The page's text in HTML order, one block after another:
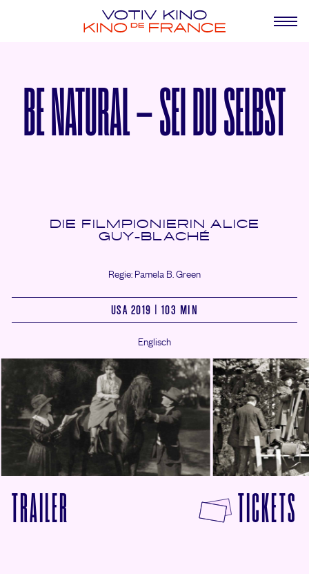
BE NATURAL – SEI DU SELBST
DIE FILMPIONIERIN ALICE
GUY-BLACHÉ
Regie: Pamela B. Green
USA 2019 | 103 MIN
Englisch
TRAILER
TICKETS